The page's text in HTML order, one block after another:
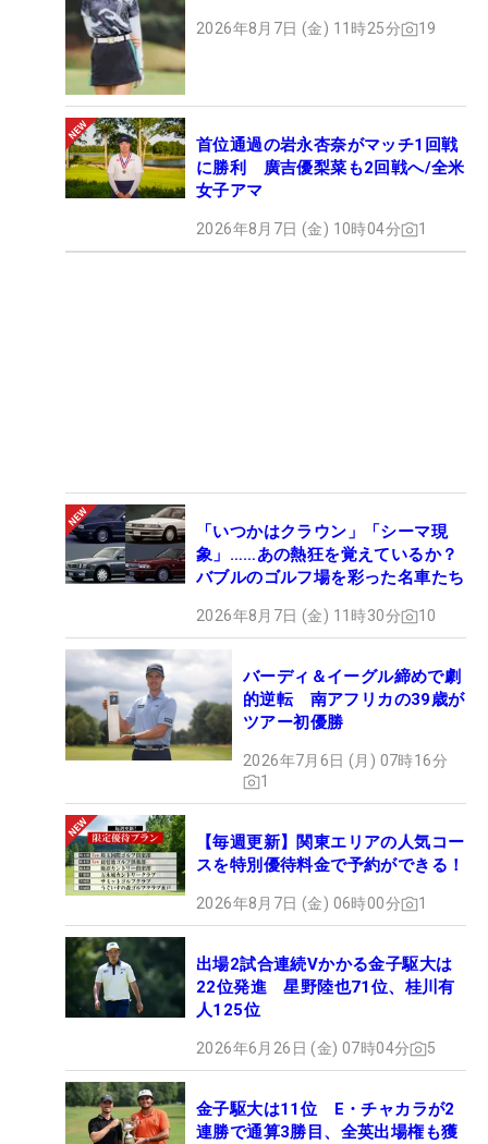
2026年8月7日 (金) 11時25分 19
首位通過の岩永杏奈がマッチ1回戦
に勝利 廣吉優梨菜も2回戦へ/全米
女子アマ
2026年8月7日 (金) 10時04分 1
「いつかはクラウン」「シーマ現
象」……あの熱狂を覚えているか？
バブルのゴルフ場を彩った名車たち
2026年8月7日 (金) 11時30分 10
バーディ＆イーグル締めで劇
的逆転 南アフリカの39歳が
ツアー初優勝
2026年7月6日 (月) 07時16分
1
【毎週更新】関東エリアの人気コー
スを特別優待料金で予約ができる！
2026年8月7日 (金) 06時00分 1
出場2試合連続Vかかる金子駆大は
22位発進 星野陸也71位、桂川有
人125位
2026年6月26日 (金) 07時04分 5
金子駆大は11位 E・チャカラが2
連勝で通算3勝目、全英出場権も獲